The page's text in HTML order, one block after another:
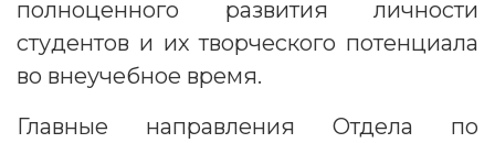
полноценного развития личности
студентов и их творческого потенциала
во внеучебное время.
Главные направления Отдела по